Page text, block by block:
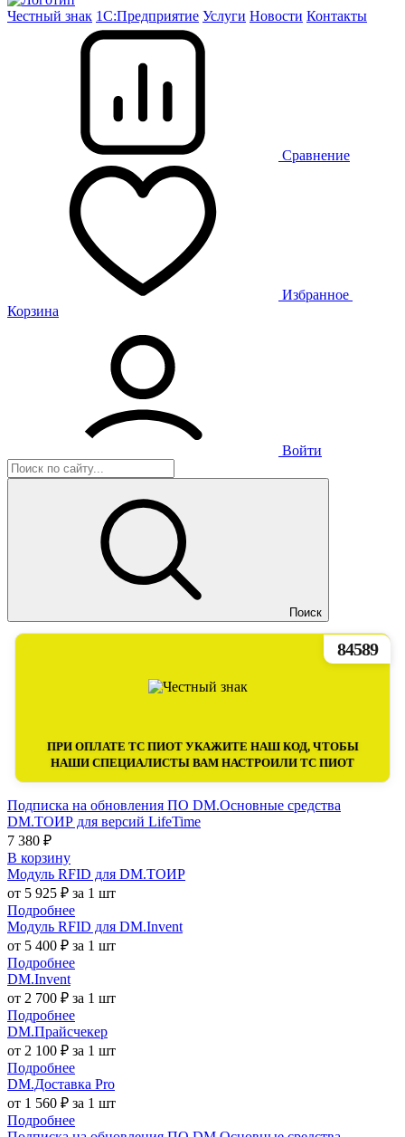
Честный знак 1С:Предприятие Услуги Новости Контакты
Сравнение
Избранное
Корзина
Войти
Поиск
84589
ПРИ ОПЛАТЕ ТС ПИОТ УКАЖИТЕ НАШ КОД, ЧТОБЫ
НАШИ СПЕЦИАЛИСТЫ ВАМ НАСТРОИЛИ ТС ПИОТ
Подписка на обновления ПО DM.Основные средства
DM.ТОИР для версий LifeTime
7 380 ₽
В корзину
Модуль RFID для DM.ТОИР
от 5 925 ₽ за 1 шт
Подробнее
Модуль RFID для DM.Invent
от 5 400 ₽ за 1 шт
Подробнее
DM.Invent
от 2 700 ₽ за 1 шт
Подробнее
DM.Прайсчекер
от 2 100 ₽ за 1 шт
Подробнее
DM.Доставка Pro
от 1 560 ₽ за 1 шт
Подробнее